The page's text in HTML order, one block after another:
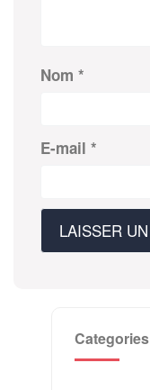
Nom *
E-mail *
Categories